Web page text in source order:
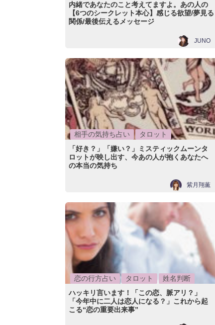
内緒であなたのこと考えてますよ。あの人の
【6つのシークレット本心】感じる欲望/夢見る
関係/最後伝えるメッセージ
JUNO
相手の気持ち占い
タロット
「好き？」「嫌い？」ミスティックムーンタ
ロットが映し出す、今あの人が抱くあなたへ
の本当の気持ち
紫月翔薫
恋の行方占い タロット
姓名判断
ハッキリ言います！「この恋、脈アリ？」
「今年中に二人は恋人になる？」これから起
こる“恋の重要出来事”